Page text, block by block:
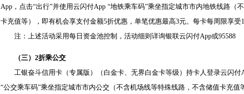
App，点击“出行”并使用云闪付App “地铁乘车码”乘坐指定城市市内地铁线路（
卡充值等），即有机会享支付金额5折优惠，单笔优惠最高3元。每卡每周限享受1
注：上述活动采用每日资金池控制，活动细则详询银联云闪付App或95588
（三）2折乘公交
工银奋斗信用卡（专属版）（白金卡、无界白金卡等级）持卡人登录云闪付
“公交乘车码”乘坐指定城市市内公交（不含机场线等特殊线路，不含储值卡充值